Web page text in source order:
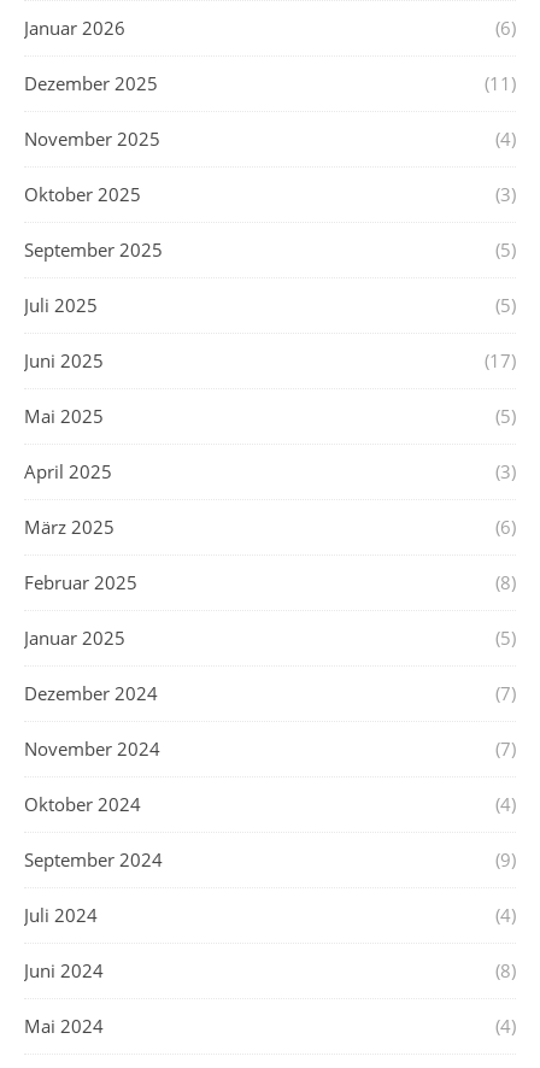
Januar 2026 (6)
Dezember 2025 (11)
November 2025 (4)
Oktober 2025 (3)
September 2025 (5)
Juli 2025 (5)
Juni 2025 (17)
Mai 2025 (5)
April 2025 (3)
März 2025 (6)
Februar 2025 (8)
Januar 2025 (5)
Dezember 2024 (7)
November 2024 (7)
Oktober 2024 (4)
September 2024 (9)
Juli 2024 (4)
Juni 2024 (8)
Mai 2024 (4)